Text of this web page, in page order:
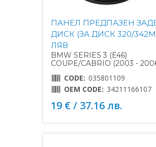
ПАНЕЛ ПРЕДПАЗЕН
ДИСК (ЗА ДИСК 320/
ЛЯВ
BMW SERIES 3 (E46)
COUPE/CABRIO (2003 -
CODE: 035801109
OEM CODE: 34211166107
19 € / 37.16 лв.